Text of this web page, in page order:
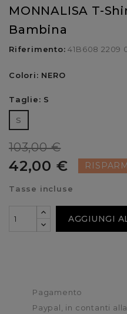
MONNALISA T-
Bambina
Riferimento: 41B608 2209
Colori: NERO
Taglie: S
S
103,00 €
42,00 €
Tasse incluse
AGGIUNGI
Pagamento
Paypal, in contanti